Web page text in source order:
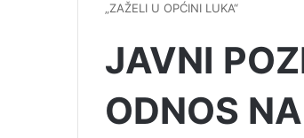
„ZAŽELI U OPĆINI LUKA“
JAVNI
ODNOS